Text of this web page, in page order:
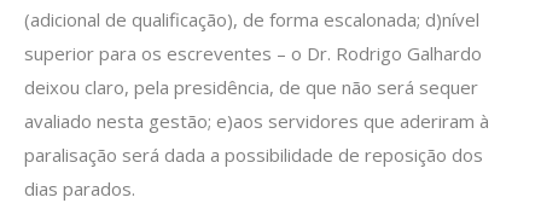
(adicional de qualificação), de forma escalonada; d)nível
superior para os escreventes – o Dr. Rodrigo Galhardo
deixou claro, pela presidência, de que não será sequer
avaliado nesta gestão; e)aos servidores que aderiram à
paralisação será dada a possibilidade de reposição dos
dias parados.